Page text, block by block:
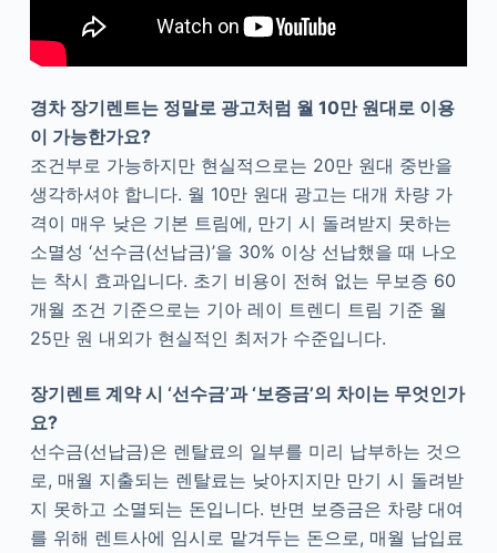
경차 장기렌트는 정말로 광고처럼 월 10만 원대로 이용
이 가능한가요?
조건부로 가능하지만 현실적으로는 20만 원대 중반을
생각하셔야 합니다. 월 10만 원대 광고는 대개 차량 가
격이 매우 낮은 기본 트림에, 만기 시 돌려받지 못하는
소멸성 ‘선수금(선납금)’을 30% 이상 선납했을 때 나오
는 착시 효과입니다. 초기 비용이 전혀 없는 무보증 60
개월 조건 기준으로는 기아 레이 트렌디 트림 기준 월
25만 원 내외가 현실적인 최저가 수준입니다.
장기렌트 계약 시 ‘선수금’과 ‘보증금’의 차이는 무엇인가
요?
선수금(선납금)은 렌탈료의 일부를 미리 납부하는 것으
로, 매월 지출되는 렌탈료는 낮아지지만 만기 시 돌려받
지 못하고 소멸되는 돈입니다. 반면 보증금은 차량 대여
를 위해 렌트사에 임시로 맡겨두는 돈으로, 매월 납입료